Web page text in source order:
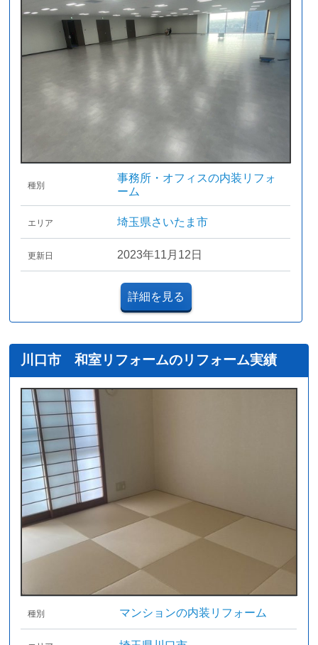
種別
事務所・オフィスの内装リフォ
ーム
エリア 埼玉県さいたま市
更新日 2023年11月12日
詳細を見る
川口市 和室リフォームのリフォーム実績
種別 マンションの内装リフォーム